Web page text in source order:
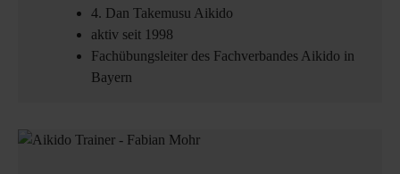
4. Dan Takemusu Aikido
aktiv seit 1998
Fachübungsleiter des Fachverbandes Aikido in
Bayern